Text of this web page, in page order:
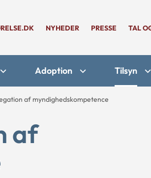
NYHEDER PRESSE TAL
Adoption Tilsyn
af myndighedskompetence
af